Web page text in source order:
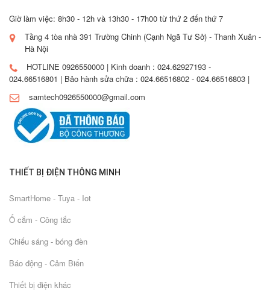
Giờ làm việc: 8h30 - 12h và 13h30 - 17h00 từ thứ 2 đến thứ 7
Tầng 4 tòa nhà 391 Trường Chinh (Cạnh Ngã Tư Sở) - Thanh Xuân -
Hà Nội
HOTLINE 0926550000 | Kinh doanh : 024.62927193 -
024.66516801 | Bảo hành sửa chữa : 024.66516802 - 024.66516803 |
samtech0926550000@gmail.com
THIẾT BỊ ĐIỆN THÔNG MINH
SmartHome - Tuya - Iot
Ổ cắm - Công tắc
Chiếu sáng - bóng đèn
Báo động - Cảm Biến
Thiết bị điện khác